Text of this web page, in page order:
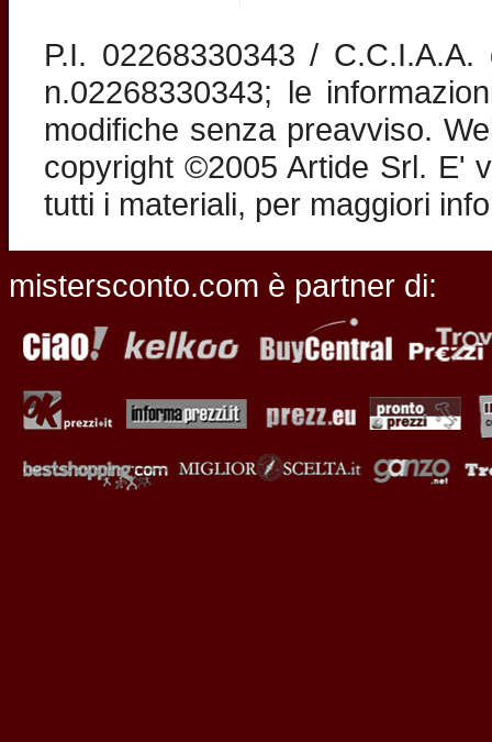
P.I. 02268330343 /
n.02268330343; le
modifiche senza preavviso.
copyright ©2005 Artide Srl. E'
tutti i materiali, per maggiori
mistersconto.com è partner di: